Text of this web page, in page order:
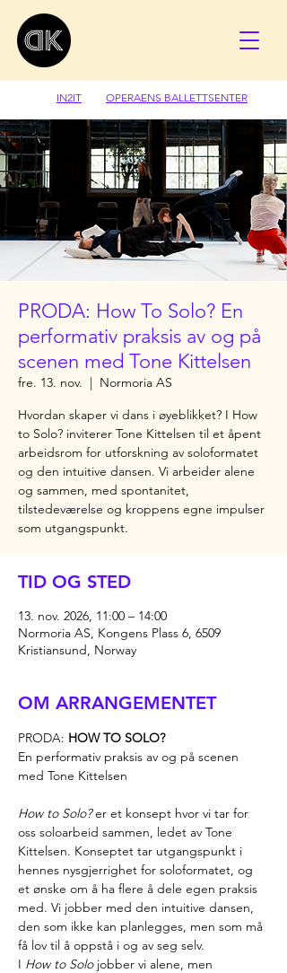
OPERAENS BALLETTSENTER
IN2IT
PRODA: How To Solo? En
performativ praksis av og på
scenen med Tone Kittelsen
fre. 13. nov.
  |
Normoria AS
Hvordan skaper vi dans i øyeblikket? I How
to Solo? inviterer Tone Kittelsen til et åpent
arbeidsrom for utforskning av soloformatet
og den intuitive dansen. Vi arbeider alene
og sammen, med spontanitet,
tilstedeværelse og kroppens egne impulser
som utgangspunkt.
TID OG STED
13. nov. 2026, 11:00 – 14:00
Normoria AS, Kongens Plass 6, 6509
Kristiansund, Norway
OM ARRANGEMENTET
PRODA: HOW TO SOLO?
En performativ praksis av og på scenen
med Tone Kittelsen
How to Solo? er et konsept hvor vi tar for
oss soloarbeid sammen, ledet av Tone
Kittelsen. Konseptet tar utgangspunkt i
hennes nysgjerrighet for soloformatet, og
et ønske om å ha flere å dele egen praksis
med. Vi jobber med den intuitive dansen,
den som ikke kan planlegges, men som må
få lov til å oppstå i og av seg selv.
I How to Solo jobber vi alene, men